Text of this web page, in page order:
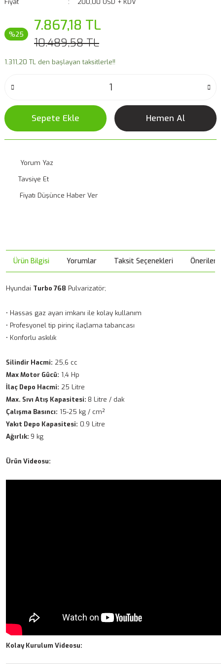
Fiyat 200,00 USD + KDV
%25 7.867,18 TL
10.489,58 TL
1.311,20 TL den başlayan taksitlerle!!
Sepete Ekle Hemen Al
Yorum Yaz
Tavsiye Et
Fiyatı Düşünce Haber Ver
Ürün Bilgisi Yorumlar Taksit Seçenekleri
Hyundai Turbo 768 Pulvarizatör;
• Hassas gaz ayarı imkanı ile kolay kullanım
• Profesyonel tip pirinç ilaçlama tabancası
• Konforlu askılık
Silindir Hacmi: 25,6 cc
Max Motor Gücü: 1,4 Hp
İlaç Depo Hacmi: 25 Litre
Max. Sıvı Atış Kapasitesi: 8 Litre / dak
Çalışma Basıncı: 15-25 kg / cm²
Yakıt Depo Kapasitesi: 0.9 Litre
Ağırlık: 9 kg
Ürün Videosu:
Kolay Kurulum Videosu: